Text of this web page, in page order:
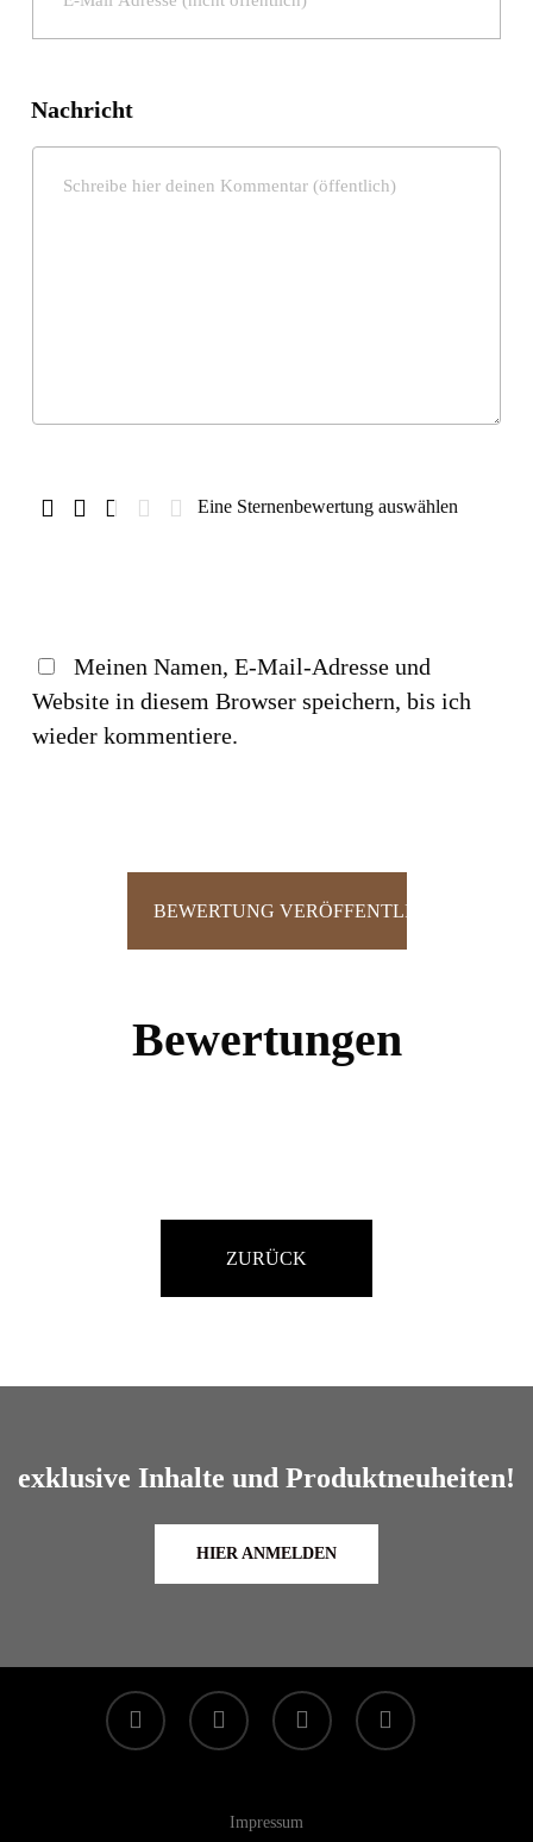
Eine Sternenbewertung auswählen
Nachricht
Meinen Namen, E-Mail-Adresse und
Website in diesem Browser speichern, bis ich
wieder kommentiere.
Bewertungen
ZURÜCK
exklusive Inhalte und Produktneuheiten!
HIER ANMELDEN
facebook linkedin youtube instagram
Impressum